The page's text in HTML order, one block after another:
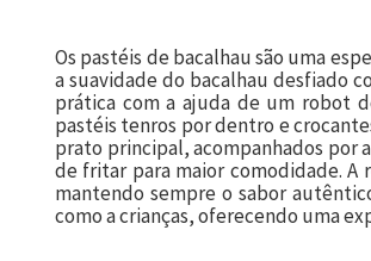
Os pastéis de bacalhau são uma
a suavidade do bacalhau desfiado
prática com a ajuda de um robot
pastéis tenros por dentro e
prato principal, acompanhados por
de fritar para maior comodidade. A
mantendo sempre o sabor
como a crianças, oferecendo uma